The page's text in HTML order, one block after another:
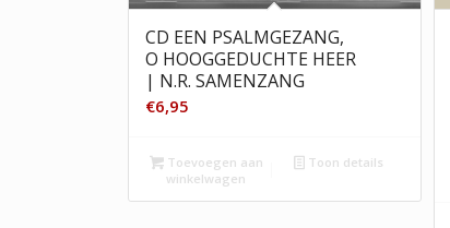
CD EEN PSALMGEZANG,
O HOOGGEDUCHTE HEER
| N.R. SAMENZANG
€6,95
Toevoegen aan
winkelwagen
Toon details